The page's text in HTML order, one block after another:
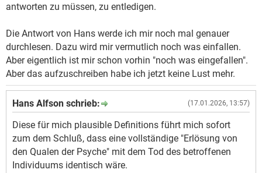
antworten zu müssen, zu entledigen.
Die Antwort von Hans werde ich mir noch mal genauer
durchlesen. Dazu wird mir vermutlich noch was einfallen.
Aber eigentlich ist mir schon vorhin "noch was eingefallen".
Aber das aufzuschreiben habe ich jetzt keine Lust mehr.
(17.01.2026, 13:57)
Hans Alfson schrieb:
Diese für mich plausible Definitions führt mich sofort
zum dem Schluß, dass eine vollständige "Erlösung von
den Qualen der Psyche" mit dem Tod des betroffenen
Individuums identisch wäre.